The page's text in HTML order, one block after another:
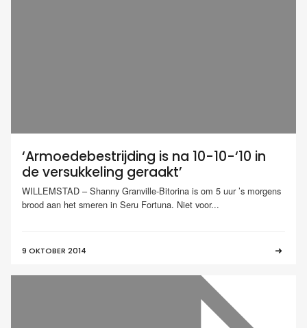
‘Armoedebestrijding is na 10-10-‘10 in
de versukkeling geraakt’
WILLEMSTAD – Shanny Granville-Bitorina is om 5 uur ’s morgens
brood aan het smeren in Seru Fortuna. Niet voor...
9 OKTOBER 2014